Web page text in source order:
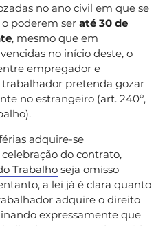
no ano civil em que se
poderem ser até 30 de
, mesmo que em
no início deste, o
empregador e
pretenda gozar
no estrangeiro (art. 240º,
adquire-se
do contrato,
Trabalho seja omisso
a lei já é clara quanto
adquire o direito
expressamente que